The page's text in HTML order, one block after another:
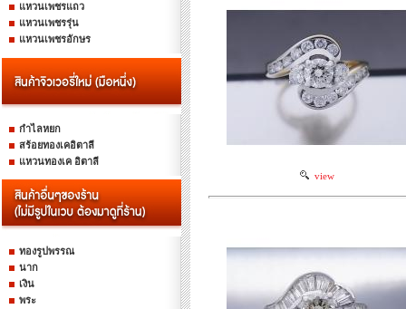
แหวนเพชรแถว
แหวนเพชรรุ่น
แหวนเพชรอักษร
กำไลหยก
สร้อยทองเคอิตาลี
แหวนทองเค อิตาลี
ทองรูปพรรณ
นาก
เงิน
พระ
view